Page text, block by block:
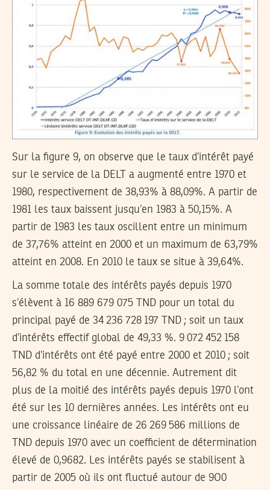
Sur la figure 9, on observe que le taux d’intérêt payé
sur le service de la DELT a augmenté entre 1970 et
1980, respectivement de 38,93% à 88,09%. A partir de
1981 les taux baissent jusqu’en 1983 à 50,15%. A
partir de 1983 les taux oscillent entre un minimum
de 37,76% atteint en 2000 et un maximum de 63,79%
atteint en 2008. En 2010 le taux se situe à 39,64%.
La somme totale des intérêts payés depuis 1970
s’élèvent à 16 889 679 075 TND pour un total du
principal payé de 34 236 728 197 TND ; soit un taux
d’intérêts effectif global de 49,33 %. 9 072 452 158
TND d’intérêts ont été payé entre 2000 et 2010 ; soit
56,82 % du total en une décennie. Autrement dit
plus de la moitié des intérêts payés depuis 1970 l’ont
été sur les 10 dernières années. Les intérêts ont eu
une croissance linéaire de 26 269 586 millions de
TND depuis 1970 avec un coefficient de détermination
élevé de 0,9682. Les intérêts payés se stabilisent à
partir de 2005 où ils ont fluctué autour de 9O0